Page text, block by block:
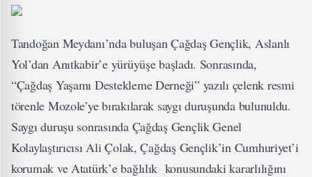
Tandoğan Meydanı’nda buluşan Çağdaş Gençlik, Aslanlı
Yol’dan Anıtkabir’e yürüyüşe başladı. Sonrasında,
“Çağdaş Yaşamı Destekleme Derneği” yazılı çelenk resmi
törenle Mozole’ye bırakılarak saygı duruşunda bulunuldu.
Saygı duruşu sonrasında Çağdaş Gençlik Genel
Kolaylaştırıcısı Ali Çolak, Çağdaş Gençlik’in Cumhuriyet’i
korumak ve Atatürk’e bağlılık konusundaki kararlılığını